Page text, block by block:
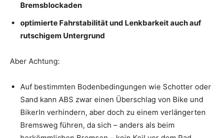
Bremsblockaden
optimierte Fahrstabilität und Lenkbarkeit auch auf
rutschigem Untergrund
Aber Achtung:
Auf bestimmten Bodenbedingungen wie Schotter oder
Sand kann ABS zwar einen Überschlag von Bike und
BikerIn verhindern, aber doch zu einem verlängerten
Bremsweg führen, da sich – anders als beim